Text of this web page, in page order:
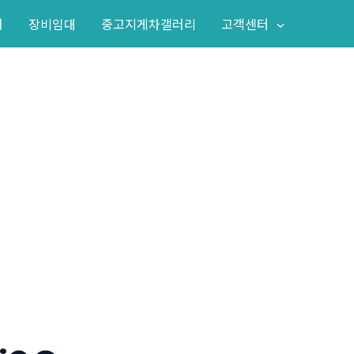
장비임대 중고지게차갤러리 고객센터